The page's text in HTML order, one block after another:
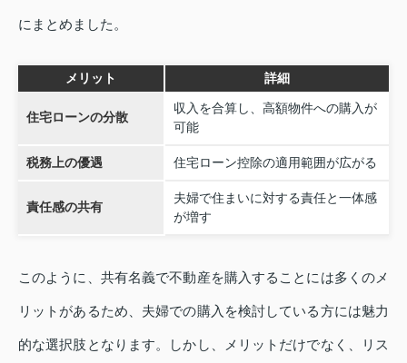
にまとめました。
メリット 詳細
住宅ローンの分散
収入を合算し、高額物件への購入が
可能
税務上の優遇 住宅ローン控除の適用範囲が広がる
責任感の共有
夫婦で住まいに対する責任と一体感
が増す
このように、共有名義で不動産を購入することには多くのメ
リットがあるため、夫婦での購入を検討している方には魅力
的な選択肢となります。しかし、メリットだけでなく、リス